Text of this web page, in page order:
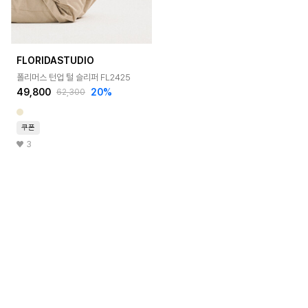
FLORIDASTUDIO
폴리머스 턴업 털 슬리퍼 FL2425
49,800 62,300 20%
쿠폰
3